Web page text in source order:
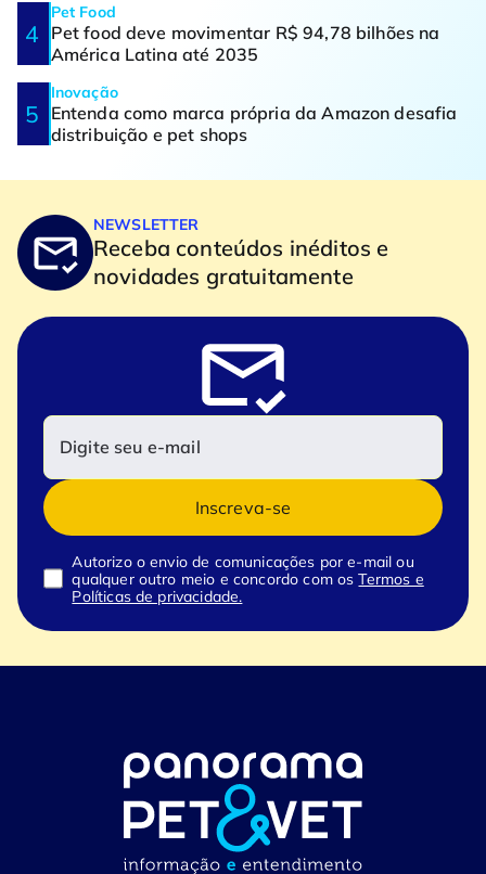
Pet Food
Pet food deve movimentar R$ 94,78 bilhões na
América Latina até 2035
Inovação
Entenda como marca própria da Amazon desafia
distribuição e pet shops
NEWSLETTER
Receba conteúdos inéditos e
novidades gratuitamente
Inscreva-se
Autorizo o envio de comunicações por e-mail ou
qualquer outro meio e concordo com osTermos e
Políticas de privacidade.